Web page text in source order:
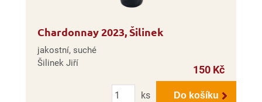
Chardonnay 2023, Šilinek
jakostní, suché
Šilinek Jiří
150 Kč
Počet
ks
Do košíku